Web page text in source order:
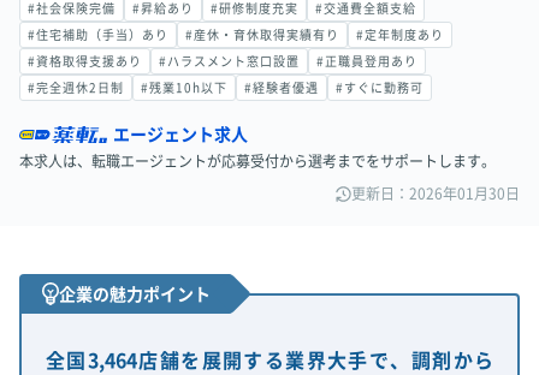
#社会保険完備 #昇給あり #研修制度充実 #交通費全額支給
#住宅補助（手当）あり #産休・育休取得実績有り #定年制度あり
#資格取得支援あり #ハラスメント窓口設置 #正職員登用あり
#完全週休2日制 #残業10h以下 #経験者優遇 #すぐに勤務可
エージェント求人
本求人は、転職エージェントが応募受付から選考までをサポートします。
更新日：2026年01月30日
企業の魅力ポイント
全国3,464店舗を展開する業界大手で、調剤から